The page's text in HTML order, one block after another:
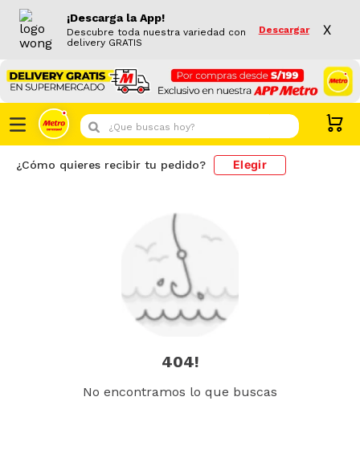
¡Descarga la App!
Descubre toda nuestra variedad con
delivery GRATIS
Descargar X
¿Que buscas hoy?
¿Cómo quieres recibir tu pedido? Elegir
404!
No encontramos lo que buscas